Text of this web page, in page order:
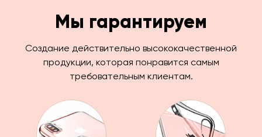
Мы гарантируем
Создание действительно высококачественной
продукции, которая понравится самым
требовательным клиентам.